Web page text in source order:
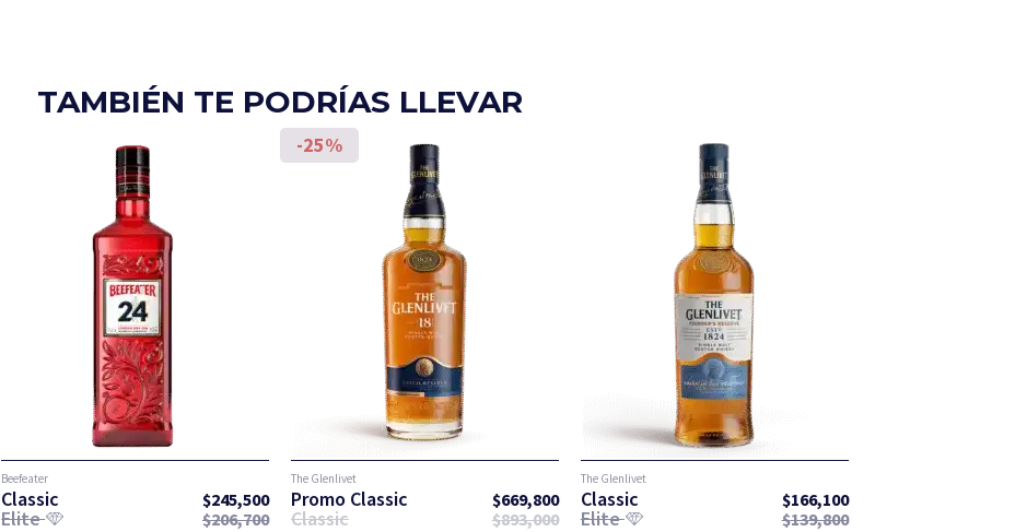
TAMBIÉN TE PODRÍAS LLEVAR
Beefeater
Classic $245,500
Elite $206,700
-25%
The Glenlivet
Promo Classic $669,800
Classic $893,000
The Glenlivet
Classic $166,100
Elite $139,800